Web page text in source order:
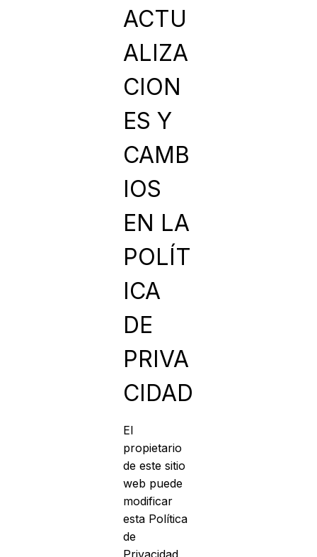
ACTU
ALIZA
CION
ES Y
CAMB
IOS
EN LA
POLÍT
ICA
DE
PRIVA
CIDAD
El
propietario
de este sitio
web puede
modificar
esta Política
de
Privacidad